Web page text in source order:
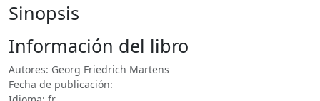
Sinopsis
Información del libro
Autores: Georg Friedrich Martens
Fecha de publicación: